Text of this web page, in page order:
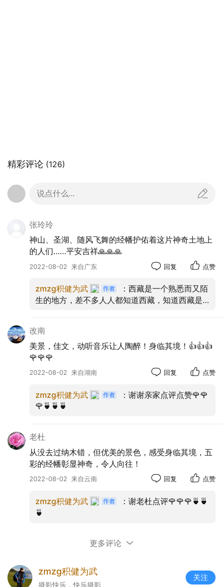
精彩评论 (126)
说点什么...
张玲玲
神山、圣湖、随风飞舞的经幡护佑着这片神奇土地上
的人们……平安吉祥🙏🙏🙏
2022-08-02 来自广东 回复 点赞
zmzg积健为武
：西藏是一个熟悉而又陌
生的地方，差不多人人都知道西藏，知道西藏是
改南
美景，佳文，动听音乐让人陶醉！身临其境！👍👍👍
🌹🌹🌹
2022-08-02 来自湖南 回复 点赞
zmzg积健为武
：谢谢亲家点评点赞🌹🌹
🌹🍵🍵🍵
老杜
从没去过纳木错，但优美的景色，感受身临其境，五
彩的经幡彰显神奇，令人向往！
2022-08-02 来自云南 回复 点赞
zmzg积健为武
：谢老杜点评🌹🌹🌹🍵🍵
🍵
更多评论
zmzg积健为武
摄影快乐，快乐摄影
关注